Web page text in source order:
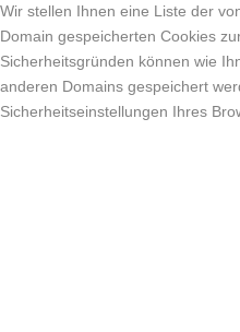
Wir stellen Ihnen eine Liste der
Domain gespeicherten Cookies
Sicherheitsgründen können wie
anderen Domains gespeichert
Sicherheitseinstellungen Ihres